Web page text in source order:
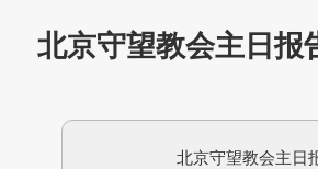
北京守望教会主日报
北京守望教会主日